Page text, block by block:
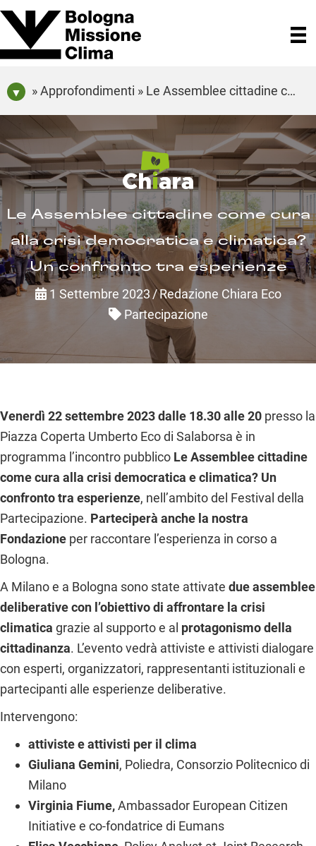
» Approfondimenti » Le Assemblee cittadine come cura alla crisi democratica e climatica? Un confronto tra esperienze
Le Assemblee cittadine come cura
alla crisi democratica e climatica?
Un confronto tra esperienze
1 Settembre 2023 /Redazione Chiara Eco
Partecipazione
Venerdì 22 settembre 2023 dalle 18.30 alle 20 presso la
Piazza Coperta Umberto Eco di Salaborsa è in
programma l’incontro pubblico Le Assemblee cittadine
come cura alla crisi democratica e climatica? Un
confronto tra esperienze, nell’ambito del Festival della
Partecipazione. Parteciperà anche la nostra
Fondazione per raccontare l’esperienza in corso a
Bologna.
A Milano e a Bologna sono state attivate due assemblee
deliberative con l’obiettivo di affrontare la crisi
climatica grazie al supporto e al protagonismo della
cittadinanza. L’evento vedrà attiviste e attivisti dialogare
con esperti, organizzatori, rappresentanti istituzionali e
partecipanti alle esperienze deliberative.
Intervengono:
attiviste e attivisti per il clima
Giuliana Gemini, Poliedra, Consorzio Politecnico di
Milano
Virginia Fiume,Ambassador European Citizen
Initiative e co-fondatrice di Eumans